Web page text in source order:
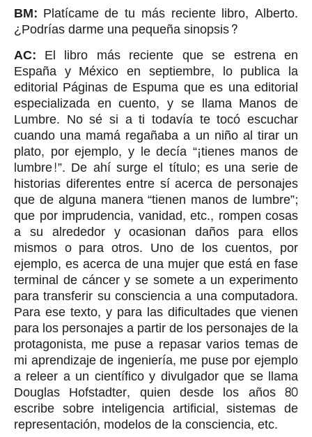
BM: Platícame de tu más reciente libro, Alberto.
¿Podrías darme una pequeña sinopsis?
AC: El libro más reciente que se estrena en
España y México en septiembre, lo publica la
editorial Páginas de Espuma que es una editorial
especializada en cuento, y se llama Manos de
Lumbre. No sé si a ti todavía te tocó escuchar
cuando una mamá regañaba a un niño al tirar un
plato, por ejemplo, y le decía “¡tienes manos de
lumbre!”. De ahí surge el título; es una serie de
historias diferentes entre sí acerca de personajes
que de alguna manera “tienen manos de lumbre”;
que por imprudencia, vanidad, etc., rompen cosas
a su alrededor y ocasionan daños para ellos
mismos o para otros. Uno de los cuentos, por
ejemplo, es acerca de una mujer que está en fase
terminal de cáncer y se somete a un experimento
para transferir su consciencia a una computadora.
Para ese texto, y para las dificultades que vienen
para los personajes a partir de los personajes de la
protagonista, me puse a repasar varios temas de
mi aprendizaje de ingeniería, me puse por ejemplo
a releer a un científico y divulgador que se llama
Douglas Hofstadter, quien desde los años 80
escribe sobre inteligencia artificial, sistemas de
representación, modelos de la consciencia, etc.